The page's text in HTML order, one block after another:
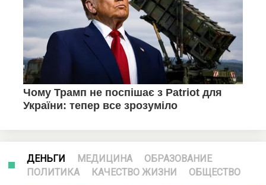
ДЕНЬГИ МЕДИЦИНА
ОБРАЗОВАНИЕ
ПОЛИТИКА
КАЧЕСТВО ЖИЗНИ ОБЩЕСТВО